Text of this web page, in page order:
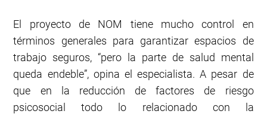
El proyecto de NOM tiene mucho control en
términos generales para garantizar espacios de
trabajo seguros, “pero la parte de salud mental
queda endeble”, opina el especialista. A pesar de
que en la reducción de factores de riesgo
psicosocial todo lo relacionado con la